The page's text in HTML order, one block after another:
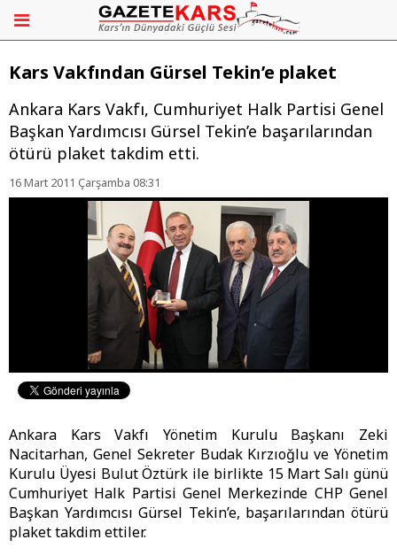
Kars Vakfından Gürsel Tekin’e plaket
Ankara Kars Vakfı, Cumhuriyet Halk Partisi Genel
Başkan Yardımcısı Gürsel Tekin’e başarılarından
ötürü plaket takdim etti.
16 Mart 2011 Çarşamba 08:31
Ankara Kars Vakfı Yönetim Kurulu Başkanı Zeki
Nacitarhan, Genel Sekreter Budak Kırzıoğlu ve Yönetim
Kurulu Üyesi Bulut Öztürk ile birlikte 15 Mart Salı günü
Cumhuriyet Halk Partisi Genel Merkezinde CHP Genel
Başkan Yardımcısı Gürsel Tekin’e, başarılarından ötürü
plaket takdim ettiler.